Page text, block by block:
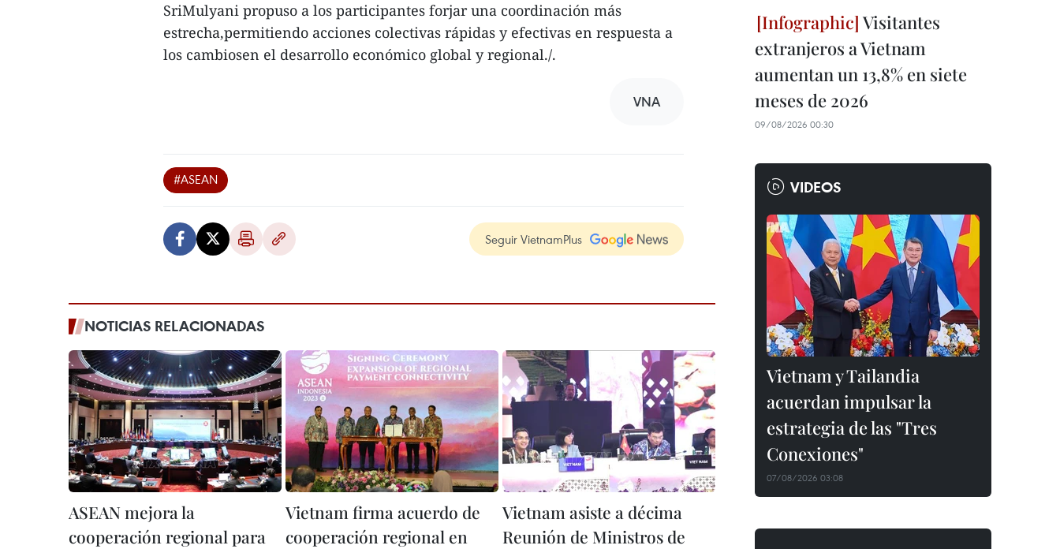
SriMulyani propuso a los participantes forjar una coordinación más
estrecha,permitiendo acciones colectivas rápidas y efectivas en respuesta a
los cambiosen el desarrollo económico global y regional./.
VNA
#ASEAN
Seguir VietnamPlus
NOTICIAS RELACIONADAS
ASEAN mejora la
cooperación regional para
Vietnam firma acuerdo de
cooperación regional en
Vietnam asiste a décima
Reunión de Ministros de
Visitantes
extranjeros a Vietnam
aumentan un 13,8% en siete
meses de 2026
09/08/2026 00:30
VIDEOS
Vietnam y Tailandia
acuerdan impulsar la
estrategia de las "Tres
Conexiones"
07/08/2026 03:08